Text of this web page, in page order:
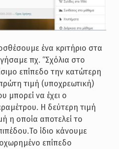
ένα κριτήριο στα
πχ. “Σχόλια στο
επίπεδο την κατώτερη
τιμή (υποχρεωτική)
μπορεί να έχει ο
Η δεύτερη τιμή
η οποία αποτελεί το
ίδιο κάνουμε
επίπεδο